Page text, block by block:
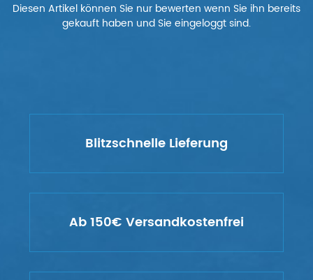
Diesen Artikel können Sie nur bewerten wenn Sie ihn bereits
gekauft haben und Sie eingeloggt sind.
Blitzschnelle Lieferung
Ab 150€ Versandkostenfrei